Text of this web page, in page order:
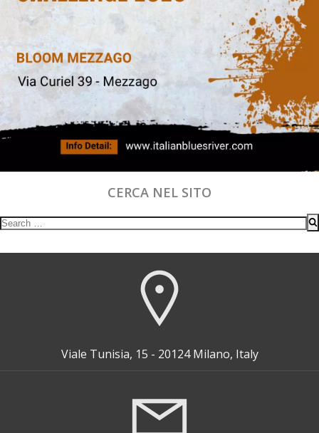
CERCA NEL SITO
Search
Viale Tunisia, 15 - 20124 Milano, Italy